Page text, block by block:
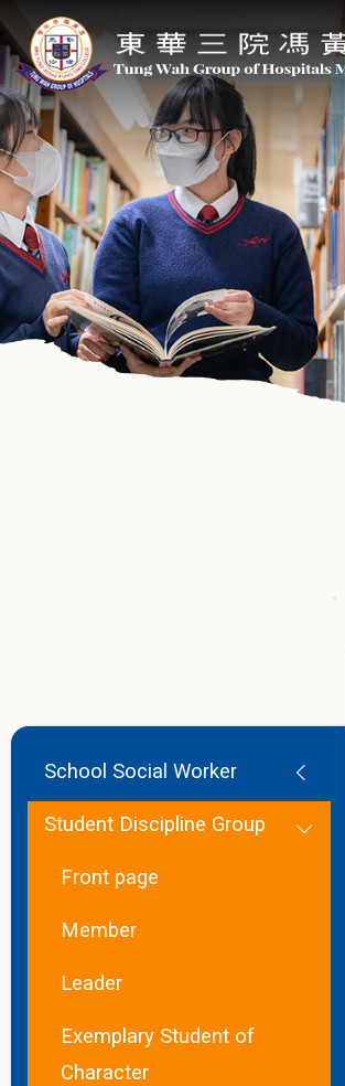
School Social Worker
Student Discipline Group
Front page
Member
Leader
Exemplary Student of
Character